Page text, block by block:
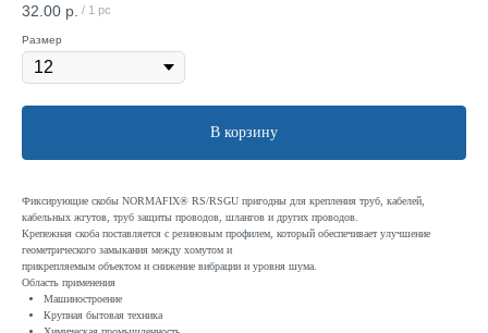
32.00 р. / 1 pc
Размер
В корзину
Фиксирующие скобы NORMAFIX® RS/RSGU пригодны для крепления труб, кабелей,
кабельных жгутов, труб защиты проводов, шлангов и других проводов.
Крепежная скоба поставляется с резиновым профилем, который обеспечивает улучшение
геометрического замыкания между хомутом и
прикрепляемым объектом и снижение вибрации и уровня шума.
Область применения
Машиностроение
Крупная бытовая техника